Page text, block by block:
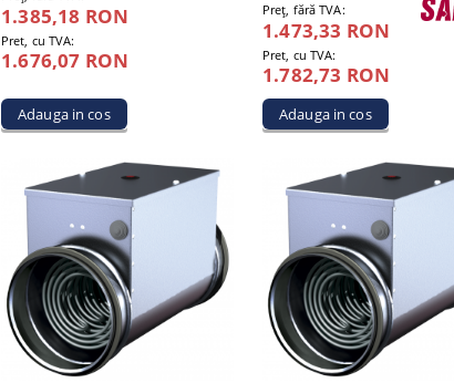
1.385,18 RON
Pret, cu TVA:
1.676,07 RON
Preţ, fără TVA:
1.473,33 RON
Pret, cu TVA:
1.782,73 RON